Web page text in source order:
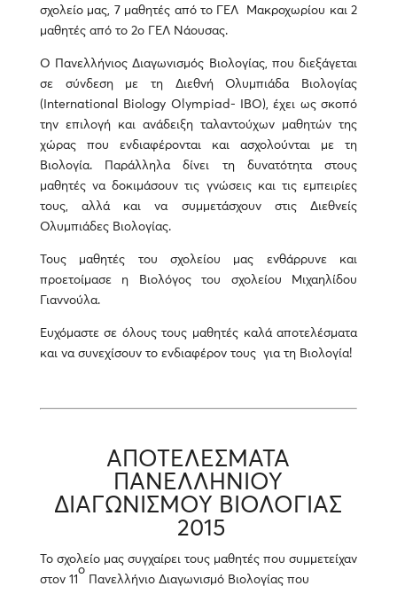
σχολείο μας, 7 μαθητές από το ΓΕΛ Μακροχωρίου και 2
μαθητές από το 2ο ΓΕΛ Νάουσας.
Ο Πανελλήνιος Διαγωνισμός Βιολογίας, που διεξάγεται
σε σύνδεση με τη Διεθνή Ολυμπιάδα Βιολογίας
(International Biology Olympiad- IBΟ), έχει ως σκοπό
την επιλογή και ανάδειξη ταλαντούχων μαθητών της
χώρας που ενδιαφέρονται και ασχολούνται με τη
Βιολογία. Παράλληλα δίνει τη δυνατότητα στους
μαθητές να δοκιμάσουν τις γνώσεις και τις εμπειρίες
τους, αλλά και να συμμετάσχουν στις Διεθνείς
Ολυμπιάδες Βιολογίας.
Τους μαθητές του σχολείου μας ενθάρρυνε και
προετοίμασε η Βιολόγος του σχολείου Μιχαηλίδου
Γιαννούλα.
Ευχόμαστε σε όλους τους μαθητές καλά αποτελέσματα
και να συνεχίσουν το ενδιαφέρον τους για τη Βιολογία!
ΑΠΟΤΕΛΕΣΜΑΤΑ
ΠΑΝΕΛΛΗΝΙΟΥ
ΔΙΑΓΩΝΙΣΜΟΥ ΒΙΟΛΟΓΙΑΣ
2015
Το σχολείο μας συγχαίρει τους μαθητές που συμμετείχαν
στον 11
ο
Πανελλήνιο Διαγωνισμό Βιολογίας που